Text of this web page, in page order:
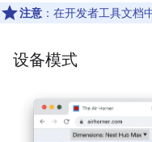
注意 ：在开发者工具文档
设备模式